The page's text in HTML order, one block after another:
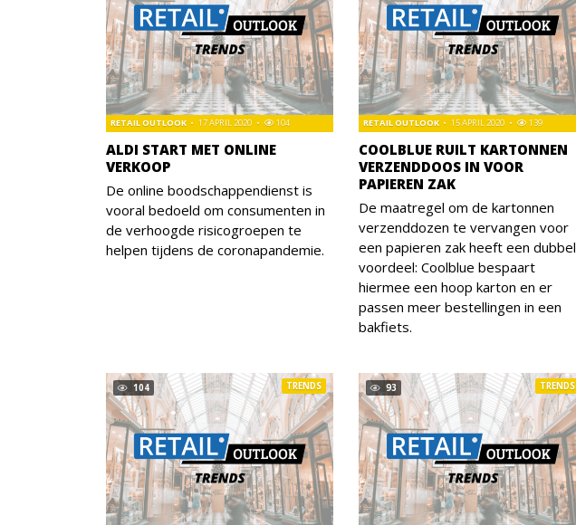
ALDI START MET ONLINE
VERKOOP
RETAIL OUTLOOK 17 APRIL 2020 104
De online boodschappendienst is
vooral bedoeld om consumenten in
de verhoogde risicogroepen te
helpen tijdens de coronapandemie.
COOLBLUE RUILT KARTONNEN
VERZENDDOOS IN VOOR
PAPIEREN ZAK
RETAIL OUTLOOK 15 APRIL 2020 139
De maatregel om de kartonnen
verzenddozen te vervangen voor
een papieren zak heeft een dubbel
voordeel: Coolblue bespaart
hiermee een hoop karton en er
passen meer bestellingen in een
bakfiets.
104 TRENDS 93 TRENDS